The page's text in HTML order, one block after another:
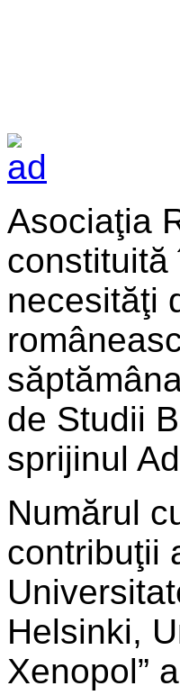
Asociaţia
constituită
necesităţi
de Studii
sprijinul
Numărul
contribuţii
Helsinki,
Xenopol”